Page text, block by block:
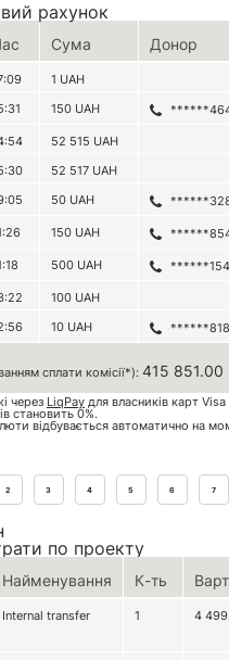
рахунок
Сума Донор
1 UAH
150 UAH
52 515 UAH
52 517 UAH
50 UAH
150 UAH
500 UAH
100 UAH
10 UAH
сплати комісії*): 415 851.00
через LiqPay для власників карт
становить 0%.
відбувається автоматично на
2 3 4 5 6 7
по проекту
Найменування К-ть
Internal transfer 1 4